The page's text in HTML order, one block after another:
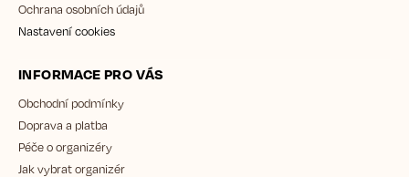
Ochrana osobních údajů
Nastavení cookies
INFORMACE PRO VÁS
Obchodní podmínky
Doprava a platba
Péče o organizéry
Jak vybrat organizér